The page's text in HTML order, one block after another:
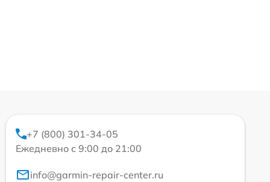
+7 (800) 301-34-05
Ежедневно с 9:00 до 21:00
info@garmin-repair-center.ru